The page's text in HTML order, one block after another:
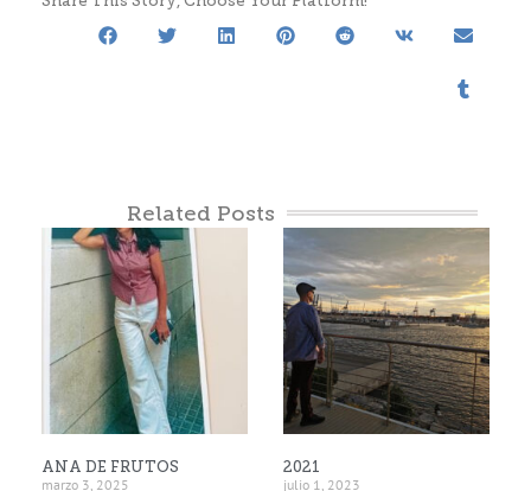
Related Posts
ANA DE FRUTOS
marzo 3, 2025
2021
julio 1, 2023